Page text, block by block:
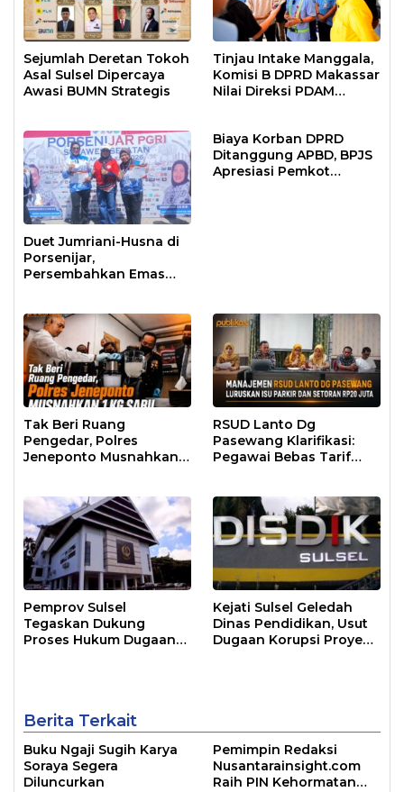
Sejumlah Deretan Tokoh
Asal Sulsel Dipercaya
Awasi BUMN Strategis
Tinjau Intake Manggala,
Komisi B DPRD Makassar
Nilai Direksi PDAM
Duet Jumriani-Husna di
Porsenijar,
Persembahkan Emas
Biaya Korban DPRD
Ditanggung APBD, BPJS
Apresiasi Pemkot
Tak Beri Ruang
Pengedar, Polres
Jeneponto Musnahkan
RSUD Lanto Dg
Pasewang Klarifikasi:
Pegawai Bebas Tarif
Pemprov Sulsel
Tegaskan Dukung
Proses Hukum Dugaan
Kejati Sulsel Geledah
Dinas Pendidikan, Usut
Dugaan Korupsi Proyek
Berita Terkait
Buku Ngaji Sugih Karya
Soraya Segera
Diluncurkan
Pemimpin Redaksi
Nusantarainsight.com
Raih PIN Kehormatan